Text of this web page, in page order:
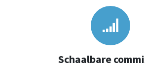
Schaalbare